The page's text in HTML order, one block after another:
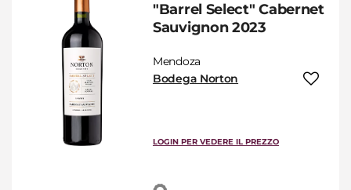
"Barrel Select" Cabernet
Sauvignon 2023
Mendoza
Bodega Norton
LOGIN PER VEDERE IL PREZZO